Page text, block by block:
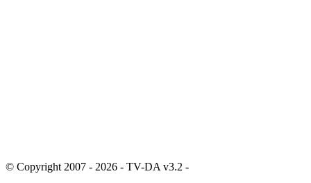
© Copyright 2007 - 2026 - TV-DA v3.2 -